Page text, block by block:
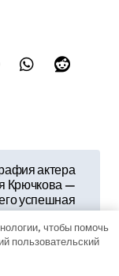
актера
Крючкова —
успешная
карьера и
которые
чтобы помочь
пользовательский